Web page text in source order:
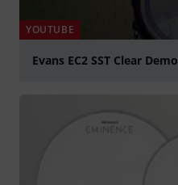
YOUTUBE
Evans EC2 SST Clear Demo